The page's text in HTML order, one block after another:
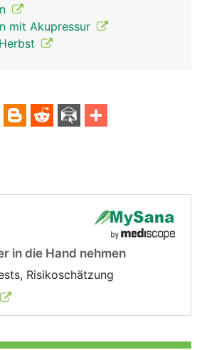
mit Akupressur
in die Hand nehmen
Risikoschätzung